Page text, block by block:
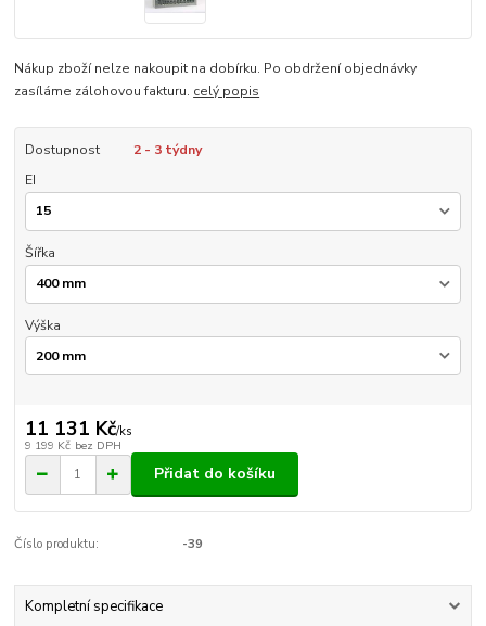
Nákup zboží nelze nakoupit na dobírku. Po obdržení objednávky
zasíláme zálohovou fakturu. celý popis
Dostupnost
2 - 3 týdny
EI
Šířka
Výška
11 131 Kč/ks
9 199 Kč bez DPH
Přidat do košíku
Číslo produktu: -39
Kompletní specifikace